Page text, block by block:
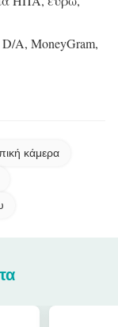
A, MoneyGram,
κάμερα